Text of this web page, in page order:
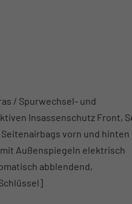
/ Spurwechsel- und
Insassenschutz Front,
vorn und hinten
Außenspiegeln elektrisch
abblendend,